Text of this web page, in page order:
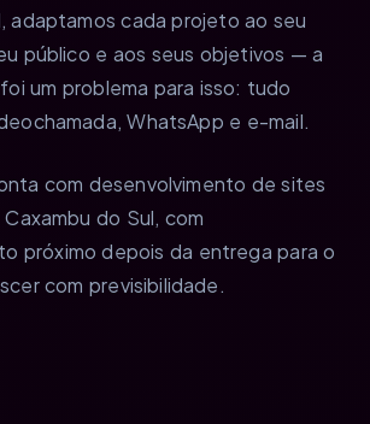
adaptamos cada projeto ao seu
público e aos seus objetivos — a
um problema para isso: tudo
WhatsApp e e-mail.
com desenvolvimento de sites
do Sul, com
próximo depois da entrega para o
com previsibilidade.